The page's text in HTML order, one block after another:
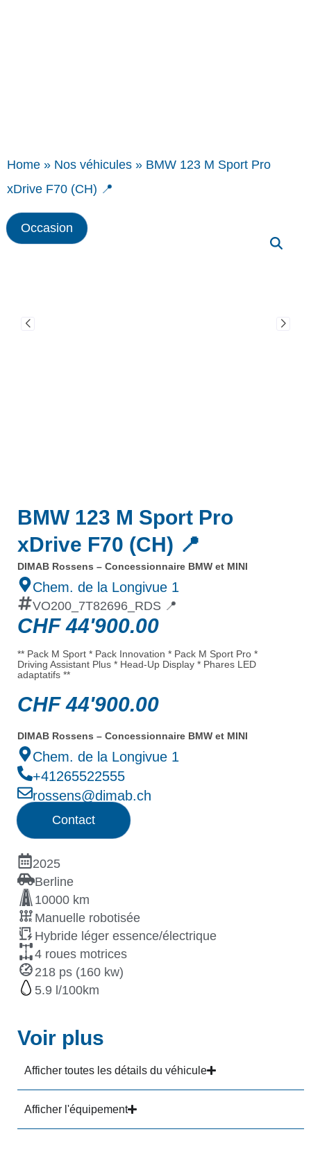
Home » Nos véhicules » BMW 123 M Sport Pro
xDrive F70 (CH) 📍
Occasion
BMW 123 M Sport Pro
xDrive F70 (CH) 📍
DIMAB Rossens – Concessionnaire BMW et MINI
Chem. de la Longivue 1
VO200_7T82696_RDS 📍
CHF44'900.00
** Pack M Sport * Pack Innovation * Pack M Sport Pro *
Driving Assistant Plus * Head-Up Display * Phares LED
adaptatifs **
CHF44'900.00
DIMAB Rossens – Concessionnaire BMW et MINI
Chem. de la Longivue 1
+41265522555
rossens@dimab.ch
Contact
2025
Berline
10000 km
Manuelle robotisée
Hybride léger essence/électrique
4 roues motrices
218 ps (160 kw)
5.9
Voir plus
Afficher toutes les détails du véhicule
Afficher l'équipement